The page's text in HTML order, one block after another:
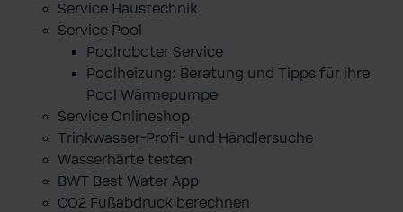
Service Haustechnik
Service Pool
Poolroboter Service
Poolheizung: Beratung und Tipps für ihre
Pool Wärmepumpe
Service Onlineshop
Trinkwasser-Profi- und Händlersuche
Wasserhärte testen
BWT Best Water App
CO2 Fußabdruck berechnen